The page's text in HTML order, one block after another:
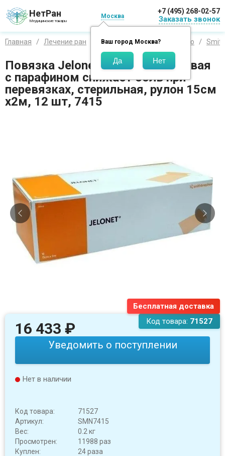
НетРан
Медицинские товары
Москва
Ваш город Москва?
+7 (495) 268-02-57
Заказать звонок
Главная Лечение ран Средства по производителю
Повязка Jelonet мазевая марлевая
с парафином снижает боль при
перевязках, стерильная, рулон 15см
x2м, 12 шт, 7415
Код товара: 71527
Бесплатная доставка
16 433 ₽
Уведомить о поступлении
Нет в наличии
Код товара:
71527
Артикул:
SMN7415
Вес:
0.2 кг
Просмотрен:
11988 раз
Куплен:
24 раза